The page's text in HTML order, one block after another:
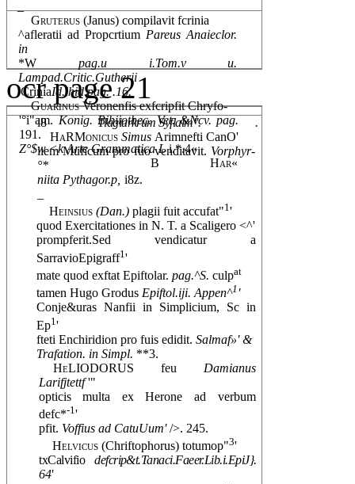
Gruterus (Janus) compilavit fcrinia
^afleratii ad Propcrtium Pareus Anaieclor.
in
*Wpag.u i.Tom.v u.
Lampad.Critic.Gutherii
'CriniaId.ihid.pag. .16.
GuarinusVeronenfis exfcripfit Chryfo-
'°i"am.Konig. Bibiiothec. Vet. &Ncv. pag.
191.
Z°$w <k Arte Grammatica Li.*.4«
B
Har«
ocr page 21
i8 Tlagiarkrum Syflalm".
.
HaRMonicusSimus Arimnefti CanO'
iiem Muficum pro fuo venditavit. Vorphyr-
°*
niita Pythagor.p, i8z.
Heinsius(Dan.)plagii fuit accufat"1'
quod Exercitationes in N. T. a Scaligero <^'
prompferit.Sed vendicatur a
SarravioEpigraff1'
mate quod exftat Epiftolar.pag.^S.culpat
tamen Hugo Grodus Epiftol.iji. Appen^1 '
Conje&uras Nanfii in Simplicium, Sc in
Ep1'
fteti Enchiridion pro fuis edidit.Salmaf»' &
Trafation. in Simpl. **3.
HeLIODORUS feu Damianus
Larifjtettf'"
opticis multa ex Herone ad verbum
defc*-1 '
pfit. Voffius ad CatuUum'/>. 245.
Helvicus(Chriftophorus) totumop"3'
txCalvifiodefcrip&t.Tanaci.Faeer.Lib.i.EpiJ}.
64'